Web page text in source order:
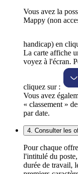
Vous avez la
Mappy (non
handicap) en
La carte affiche
voyez à l'écran.
cliquez sur :
Vous avez
« classement »
par date.
4. Consulter les
Pour chaque
l'intitulé du
durée de travail,